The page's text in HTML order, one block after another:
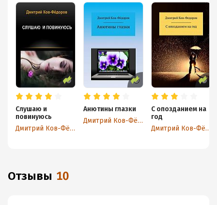
Слушаю и
повинуюсь
Дмитрий Ков-Фёдоров
Анютины глазки
Дмитрий Ков-Фёдоров
С опозданием на
год
Дмитрий Ков-Фёдоров
Отзывы 10